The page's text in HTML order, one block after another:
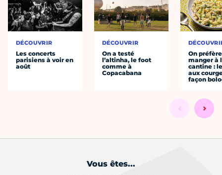
DÉCOUVRIR
Les concerts
parisiens à voir en
août
DÉCOUVRIR
On a testé
l’altinha, le foot
comme à
Copacabana
On préfère
manger à
cantine :
aux
façon
Vous êtes...